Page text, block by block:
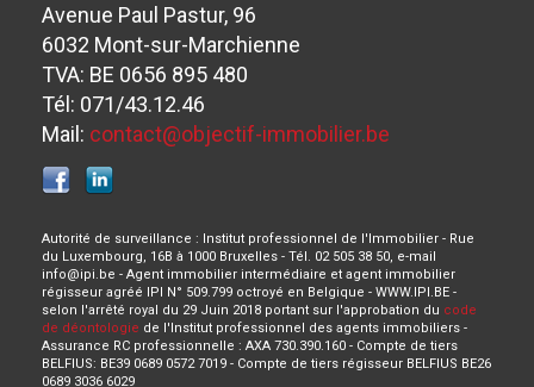
Avenue Paul Pastur, 96
6032 Mont-sur-Marchienne
TVA: BE 0656 895 480
Tél: 071/43.12.46
Mail: contact@objectif-immobilier.be
Autorité de surveillance : Institut professionnel de l'Immobilier - Rue
du Luxembourg, 16B à 1000 Bruxelles - Tél. 02 505 38 50, e-mail
info@ipi.be - Agent immobilier intermédiaire et agent immobilier
régisseur agréé IPI N° 509.799 octroyé en Belgique - WWW.IPI.BE -
selon l'arrêté royal du 29 Juin 2018 portant sur l'approbation du code
de déontologie de l'Institut professionnel des agents immobiliers -
Assurance RC professionnelle : AXA 730.390.160 - Compte de tiers
BELFIUS: BE39 0689 0572 7019 - Compte de tiers régisseur BELFIUS BE26
0689 3036 6029